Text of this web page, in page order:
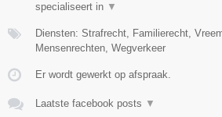
specialiseert in ▼
Diensten: Strafrecht, Familierecht,
Mensenrechten, Wegverkeer
Er wordt gewerkt op afspraak.
Laatste facebook posts ▼